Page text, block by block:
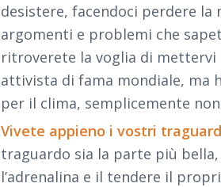
desistere, facendoci perdere
argomenti e problemi che
ritroverete la voglia di mettervi
attivista di fama mondiale, ma
per il clima, semplicemente
Vivete appieno i vostri
traguardo sia la parte più bella,
l’adrenalina e il tendere il